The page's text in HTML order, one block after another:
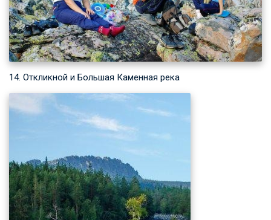
14. Откликной и Большая Каменная река